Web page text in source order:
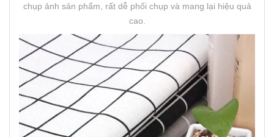
chụp ảnh sản phẩm, rất dễ phối chụp và mang lại hiệu quả
cao.